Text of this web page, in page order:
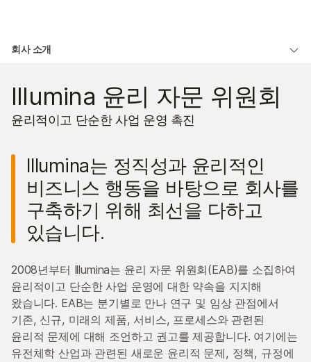
솔루션
학습
회사
지원
추천 링크
회사 소개
개요서
이사회
기업의 사회적 책임 및 지속 가능성
Mergers & Acquisitions
임상 자문 위원회
ALSO EXPLORE
회사 소개
커리어
Illumina 윤리 자문 위원회
윤리적이고 단순한 사업 운영 촉진
Illumina는 정직성과 윤리적인
비즈니스 행동을 바탕으로 회사를
구축하기 위해 최선을 다하고
있습니다.
2008년부터 Illumina는 윤리 자문 위원회(EAB)를 소집하여
윤리적이고 단순한 사업 운영에 대한 약속을 지지해
왔습니다. EAB는 분기별로 만나 연구 및 임상 관점에서
기존, 신규, 미래의 제품, 서비스, 프로세스와 관련된
윤리적 문제에 대해 조언하고 권고를 제공합니다. 여기에는
유전체학 산업과 관련된 새로운 윤리적 문제, 정책, 규정에
보다 관련성이 높은 콘텐츠를 확인하실 수
암 연구
미생물학 연구
농업유전체학 연구
임상 종양학 연구
생식 보건 연구
유전 및 희귀 질환